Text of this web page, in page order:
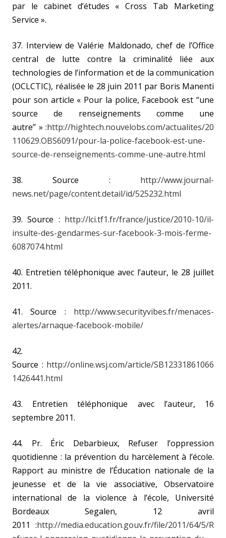
par le cabinet d’études « Cross Tab Marketing
Service ».
37. Interview de Valérie Maldonado, chef de l’Office
central de lutte contre la criminalité liée aux
technologies de l’information et de la communication
(OCLCTIC), réalisée le 28 juin 2011 par Boris Manenti
pour son article « Pour la police, Facebook est “une
source de renseignements comme une
autre” » :http://hightech.nouvelobs.com/actualites/20
110629.OBS6091/pour-la-police-facebook-est-une-
source-de-renseignements-comme-une-autre.html
38. Source : http://www.journal-
news.net/page/content.detail/id/525232.html
39. Source : http://lci.tf1.fr/france/justice/2010-10/il-
insulte-des-gendarmes-sur-facebook-3-mois-ferme-
6087074.html
40. Entretien téléphonique avec l’auteur, le 28 juillet
2011.
41. Source : http://www.securityvibes.fr/menaces-
alertes/arnaque-facebook-mobile/
42.
Source : http://online.wsj.com/article/SB12331861066
1426441.html
43. Entretien téléphonique avec l’auteur, 16
septembre 2011.
44. Pr. Éric Debarbieux, Refuser l’oppression
quotidienne : la prévention du harcèlement à l’école.
Rapport au ministre de l’Éducation nationale de la
jeunesse et de la vie associative, Observatoire
international de la violence à l’école, Université
Bordeaux Segalen, 12 avril
2011 :http://media.education.gouv.fr/file/2011/64/5/R